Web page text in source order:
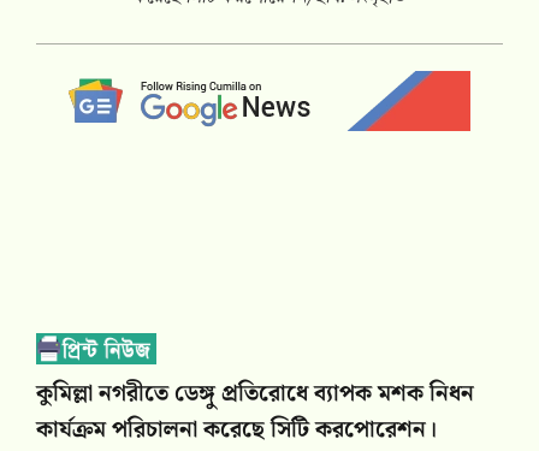
কুমিল্লা নগরীতে ডেঙ্গু প্রতিরোধে ব্যাপক মশক নিধন
কার্যক্রম পরিচালনা করেছে সিটি করপোরেশন।